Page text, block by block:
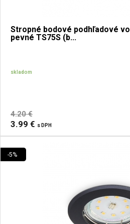
Stropné bodové podhľadové
pevné TS75S (b...
skladom
4.20 €
3.99 € s DPH
-5%